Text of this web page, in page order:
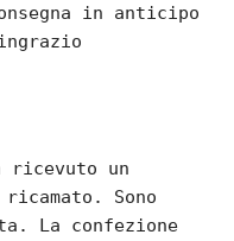
in anticipo
ricevuto un
Sono
La confezione